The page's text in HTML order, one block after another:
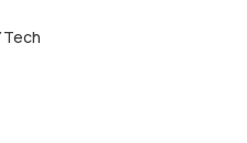
Tech